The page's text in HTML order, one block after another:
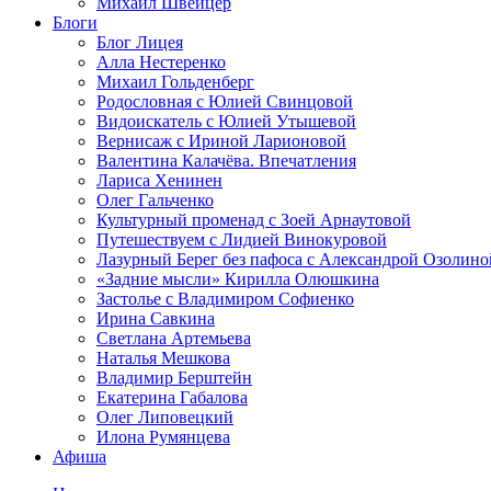
Блоги
Блог Лицея
Алла Нестеренко
Михаил Гольденберг
Родословная с Юлией Свинцовой
Видоискатель с Юлией Утышевой
Вернисаж с Ириной Ларионовой
Валентина Калачёва. Впечатления
Лариса Хенинен
Олег Гальченко
Культурный променад с Зоей Арнаутовой
Путешествуем с Лидией Винокуровой
Лазурный Берег без пафоса с Александрой
«Задние мысли» Кирилла Олюшкина
Застолье с Владимиром Софиенко
Ирина Савкина
Светлана Артемьева
Наталья Мешкова
Владимир Берштейн
Екатерина Габалова
Олег Липовецкий
Илона Румянцева
Афиша